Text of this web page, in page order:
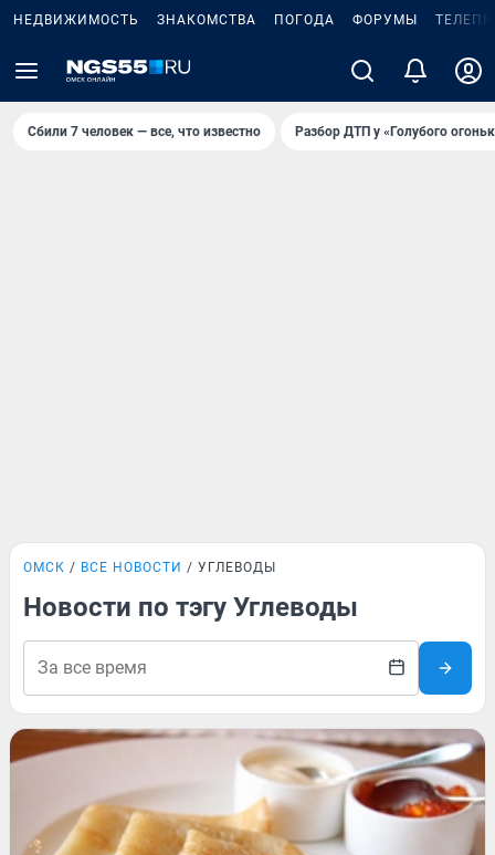
НЕДВИЖИМОСТЬ ЗНАКОМСТВА ПОГОДА ФОРУМЫ
Сбили 7 человек — все, что известно Разбор ДТП у «Голубого
ОМСК ВСЕ НОВОСТИ УГЛЕВОДЫ
Новости по тэгу Углеводы